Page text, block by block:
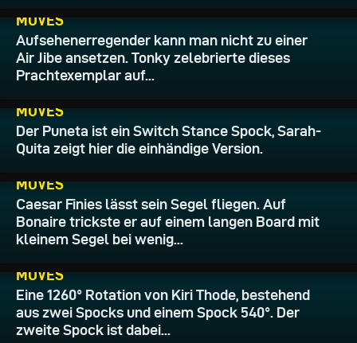
MOVES
Aufsehenerregender kann man nicht zu einer
Air Jibe ansetzen. Tonky zelebrierte dieses
Prachtexemplar auf...
MOVES
Der Puneta ist ein Switch Stance Spock, Sarah-
Quita zeigt hier die einhändige Version.
MOVES
Caesar Finies lässt sein Segel fliegen. Auf
Bonaire trickste er auf einem langen Board mit
kleinem Segel bei wenig...
MOVES
Eine 1260° Rotation von Kiri Thode, bestehend
aus zwei Spocks und einem Spock 540°. Der
zweite Spock ist dabei...